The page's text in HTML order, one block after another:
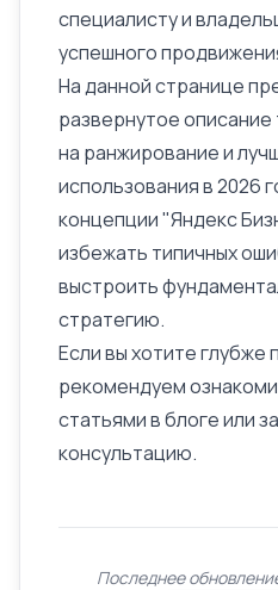
специалисту и
успешного
На данной странице
развернутоеописание
на ранжирование и
использования в 2026
концепции "Яндекс
избежать типичных
выстроить
стратегию.
Если вы хотите глубже
рекомендуем
статьями в блоге или
консультацию.
Последнее